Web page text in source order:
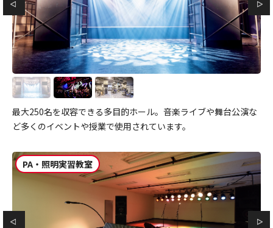
最大250名を収容できる多目的ホール。音楽ライブや舞台公演な
ど多くのイベントや授業で使用されています。
PA・照明実習教室